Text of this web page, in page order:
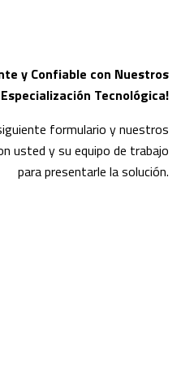
y Confiable con Nuestros
Tecnológica!
formulario y nuestros
usted y su equipo de trabajo
para presentarle la solución.